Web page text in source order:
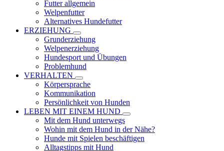
Futter allgemein
Welpenfutter
Alternatives Hundefutter
ERZIEHUNG
Grunderziehung
Welpenerziehung
Hundesport und Übungen
Problemhund
VERHALTEN
Körpersprache
Kommunikation
Persönlichkeit von Hunden
LEBEN MIT EINEM HUND
Mit dem Hund unterwegs
Wohin mit dem Hund in der Nähe?
Hunde mit Spielen beschäftigen
Alltagstipps mit Hund